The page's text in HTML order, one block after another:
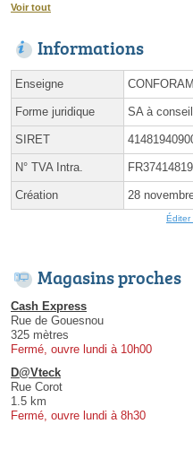
Voir tout
Informations
Enseigne
Forme juridique SA à
SIRET
N° TVA Intra.
Création 28
Éditer
Magasins proches
Cash Express
Rue de Gouesnou
325 mètres
Fermé, ouvre lundi à 10h00
D@Vteck
Rue Corot
1.5 km
Fermé, ouvre lundi à 8h30